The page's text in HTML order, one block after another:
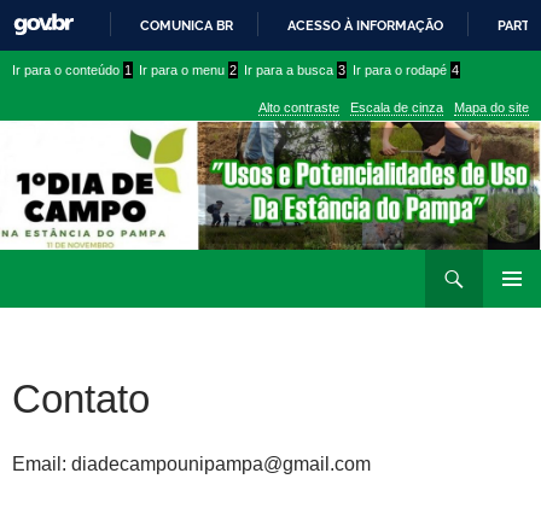
PARA
CONTEÚDO
COMUNICA BR ACESSO À INFORMAÇÃO
conteúdo
menu
Ir para o conteúdo 1 Ir para o menu 2 Ir para a busca 3 Ir para o rodapé 4
Alto contraste Escala de cinza Mapa do site
Contato
Email: diadecampounipampa@gmail.com